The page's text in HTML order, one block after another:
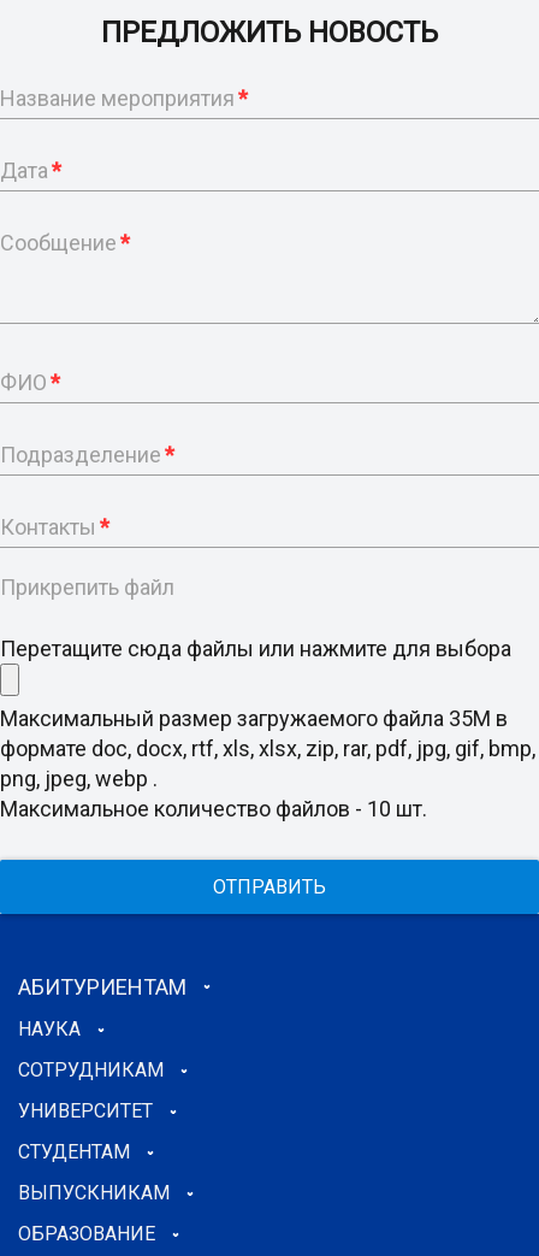
ПРЕДЛОЖИТЬ НОВОСТЬ
Название мероприятия*
Дата*
Сообщение*
ФИО*
Подразделение*
Контакты *
Прикрепить файл
Перетащите сюда файлы или нажмите для выбора
Максимальный размер загружаемого файла 35M в
формате doc, docx, rtf, xls, xlsx, zip, rar, pdf, jpg, gif, bmp,
png, jpeg, webp .
Максимальное количество файлов - 10 шт.
ОТПРАВИТЬ
АБИТУРИЕНТАМ
НАУКА
СОТРУДНИКАМ
УНИВЕРСИТЕТ
СТУДЕНТАМ
ВЫПУСКНИКАМ
ОБРАЗОВАНИЕ